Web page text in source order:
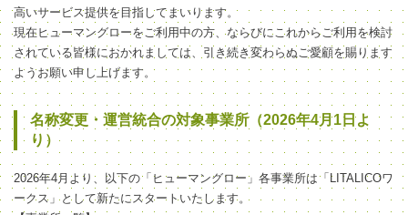
高いサービス提供を目指してまいります。
現在ヒューマングローをご利用中の方、ならびにこれからご利用を検討
されている皆様におかれましては、引き続き変わらぬご愛顧を賜ります
ようお願い申し上げます。
名称変更・運営統合の対象事業所（2026年4月1日よ
り）
2026年4月より、以下の「ヒューマングロー」各事業所は「LITALICOワ
ークス」として新たにスタートいたします。